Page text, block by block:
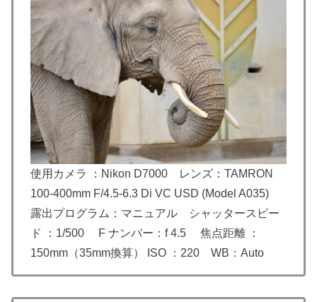
使用カメラ ：Nikon D7000 レンズ：TAMRON
100-400mm F/4.5-6.3 Di VC USD (Model A035)
露出プログラム：マニュアル シャッタースピー
ド ：1/500 F ナンバー：f 4.5 焦点距離 ：
150mm（35mm換算） ISO ：220 WB：Auto